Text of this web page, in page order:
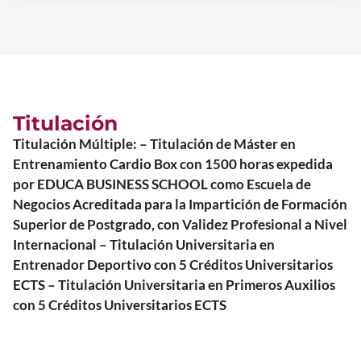
Titulación
Titulación Múltiple: – Titulación de Máster en
Entrenamiento Cardio Box con 1500 horas expedida
por EDUCA BUSINESS SCHOOL como Escuela de
Negocios Acreditada para la Impartición de Formación
Superior de Postgrado, con Validez Profesional a Nivel
Internacional – Titulación Universitaria en
Entrenador Deportivo con 5 Créditos Universitarios
ECTS – Titulación Universitaria en Primeros Auxilios
con 5 Créditos Universitarios ECTS